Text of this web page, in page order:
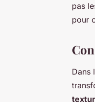
pas
pour
Dans